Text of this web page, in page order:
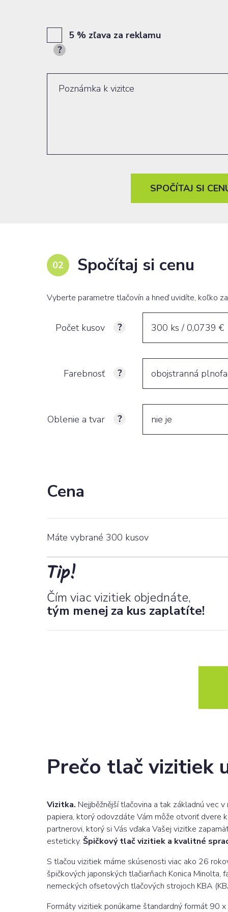
5 % zľava za reklamu
SPOČÍTAJ SI
Spočítaj si cenu
Vyberte parametre tlačovín a hneď uvidíte, koľko
Počet kusov 300 ks / 0,0739 €
Farebnosť obojstranná
Oblenie a tvar nie je
Cena
Máte vybrané 300 kusov
Tip!
Čím viac vizitiek objednáte,
tým menej za kus zaplatíte!
Prečo tlač vizitiek
Vizitka. Nejjběžnější tlačovina a tak základnú vec
papiera, ktorý odovzdáte Vám môže otvoriť dvere
partnerovi, ktorý si Vás vďaka Vašej vizitke
esteticky. Špičkový tlač vizitiek a kvalitné
S tlačou vizitiek máme skúsenosti viac ako 26
špičkových japonských tlačiarňach Konica
nemeckých ofsetových tlačových strojoch KBA
Formáty vizitiek ponúkame štandardný formát 90